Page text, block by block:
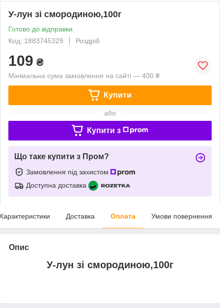
У-лун зі смородиною,100г
Готово до відправки
Код: 1883745329
Роздріб
109 ₴
Мінімальна сума замовлення на сайті — 400 ₴
Купити
або
Купити з
Що таке купити з Пром?
Замовлення під захистом
Доступна доставка
Доставка Оплата Умови повернення
Опис
У-лун зі смородиною,100г